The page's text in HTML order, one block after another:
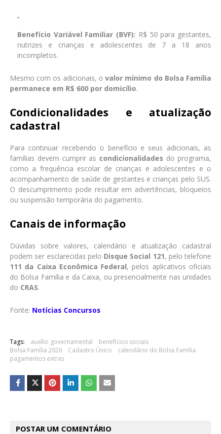
Benefício Variável Familiar (BVF): R$ 50 para gestantes,
nutrizes e crianças e adolescentes de 7 a 18 anos
incompletos.
Mesmo com os adicionais, ovalor mínimo do Bolsa Família
permanece em R$ 600 por domicílio.
Condicionalidades e atualização
cadastral
Para continuar recebendo o benefício e seus adicionais, as
famílias devem cumprir as condicionalidades do programa,
como a frequência escolar de crianças e adolescentes e o
acompanhamento de saúde de gestantes e crianças pelo SUS.
O descumprimento pode resultar em advertências, bloqueios
ou suspensão temporária do pagamento.
Canais de informação
Dúvidas sobre valores, calendário e atualização cadastral
podem ser esclarecidas pelo Disque Social 121, pelo telefone
111 da Caixa Econômica Federal, pelos aplicativos oficiais
do Bolsa Família e da Caixa, ou presencialmente nas unidades
do CRAS.
Fonte: Notícias Concursos
Tags: auxílio governamental
benefícios sociais
Bolsa Família 2026
Cadastro Único
calendário do Bolsa Família
pagamentos extras
POSTAR UM COMENTÁRIO